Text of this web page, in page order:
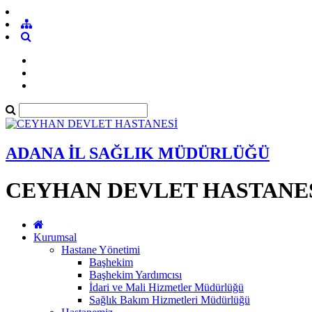
ADANA İL SAĞLIK MÜDÜRLÜĞÜ
CEYHAN DEVLET
Kurumsal
Hastane Yönetimi
Başhekim
Başhekim Yardımcısı
İdari ve Mali Hizmetler Müdürlüğü
Sağlık Bakım Hizmetleri Müdürlüğü